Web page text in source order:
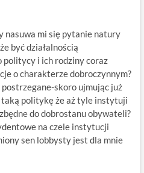
nasuwa mi się pytanie natury
być działalnością
i ich rodziny coraz
o charakterze dobroczynnym?
skoro ujmując już
politykę że aż tyle instytuji
do dobrostanu obywateli?
na czele instytucji
sen lobbysty jest dla mnie